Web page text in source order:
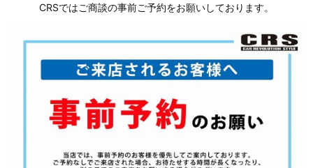
CRSではご商談の事前ご予約をお願いしております。